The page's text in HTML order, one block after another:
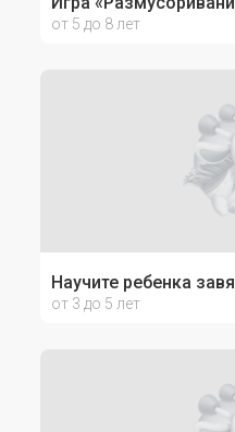
от 5 до 8 лет
Научите ребенка
от 3 до 5 лет